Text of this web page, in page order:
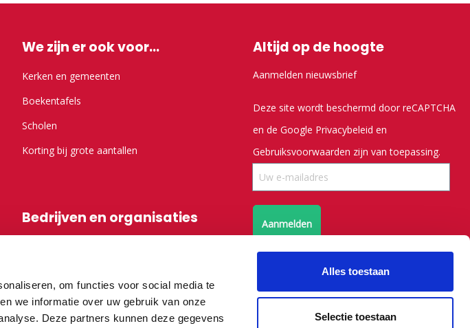
om functies voor social media te
we informatie over uw gebruik van onze
Deze partners kunnen deze gegevens
Alles toestaan
Selectie toestaan
We zijn er ook voor...
Kerken en gemeenten
Boekentafels
Scholen
Korting bij grote aantallen
Bedrijven en organisaties
Altijd op de hoogte
Aanmelden nieuwsbrief
Deze site wordt beschermd door reCAPTCHA
en de Google Privacybeleid en
Gebruiksvoorwaarden zijn van toepassing.
Aanmelden
Volg ons op X
Volg ons op facebook